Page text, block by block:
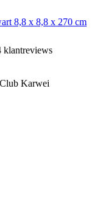
8,8 x 8,8 x 270 cm
klantreviews
Karwei